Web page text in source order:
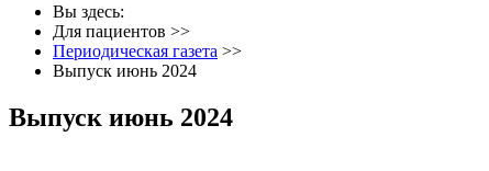
Вы здесь:
Для пациентов >>
Периодическая газета >>
Выпуск июнь 2024
Выпуск июнь 2024